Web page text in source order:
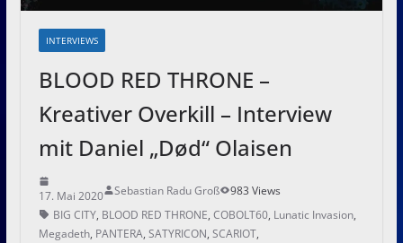
INTERVIEWS
BLOOD RED THRONE –
Kreativer Overkill – Interview
mit Daniel „Død“ Olaisen
17. Mai 2020 Sebastian Radu Groß
983 Views
BIG CITY, BLOOD RED THRONE, COBOLT60, Lunatic Invasion,
Megadeth, PANTERA, SATYRICON, SCARIOT,